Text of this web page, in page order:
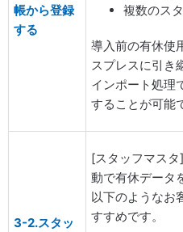
帳から登録
する
複数のス
導入前の有休使
スプレスに引き
インポート処理
することが可能
3-2.スタッ
[スタッフマス
動で有休データ
以下のようなお
すすめです。